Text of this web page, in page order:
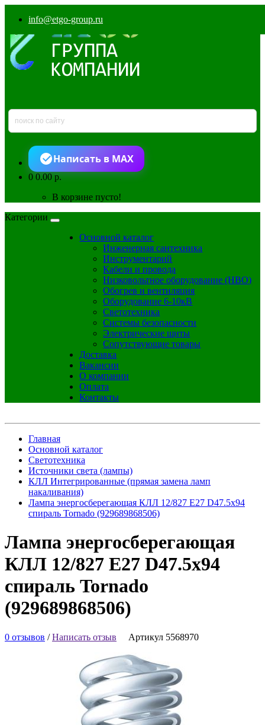
info@etgo-group.ru
Написать в MAX
00.00 р.
В корзине пусто!
Категории
Основной каталог
Инженерная сантехника
Инструментарий
Кабели и провода
Низковольтное оборудование (НВО)
Обогрев и вентиляция
Оборудование 6-10кВ
Светотехника
Системы безопасности
Электрические щиты
Сопутствующие товары
Доставка
Вакансии
О компании
Оплата
Контакты
Главная
Основной каталог
Светотехника
Источники света (лампы)
КЛЛ Интегрированные (прямая замена ламп
накаливания)
Лампа энергосберегающая КЛЛ 12/827 E27 D47.5x94
спираль Tornado (929689868506)
Лампа энергосберегающая
КЛЛ 12/827 E27 D47.5x94
спираль Tornado
(929689868506)
0 отзывов /Написать отзыв Артикул 5568970